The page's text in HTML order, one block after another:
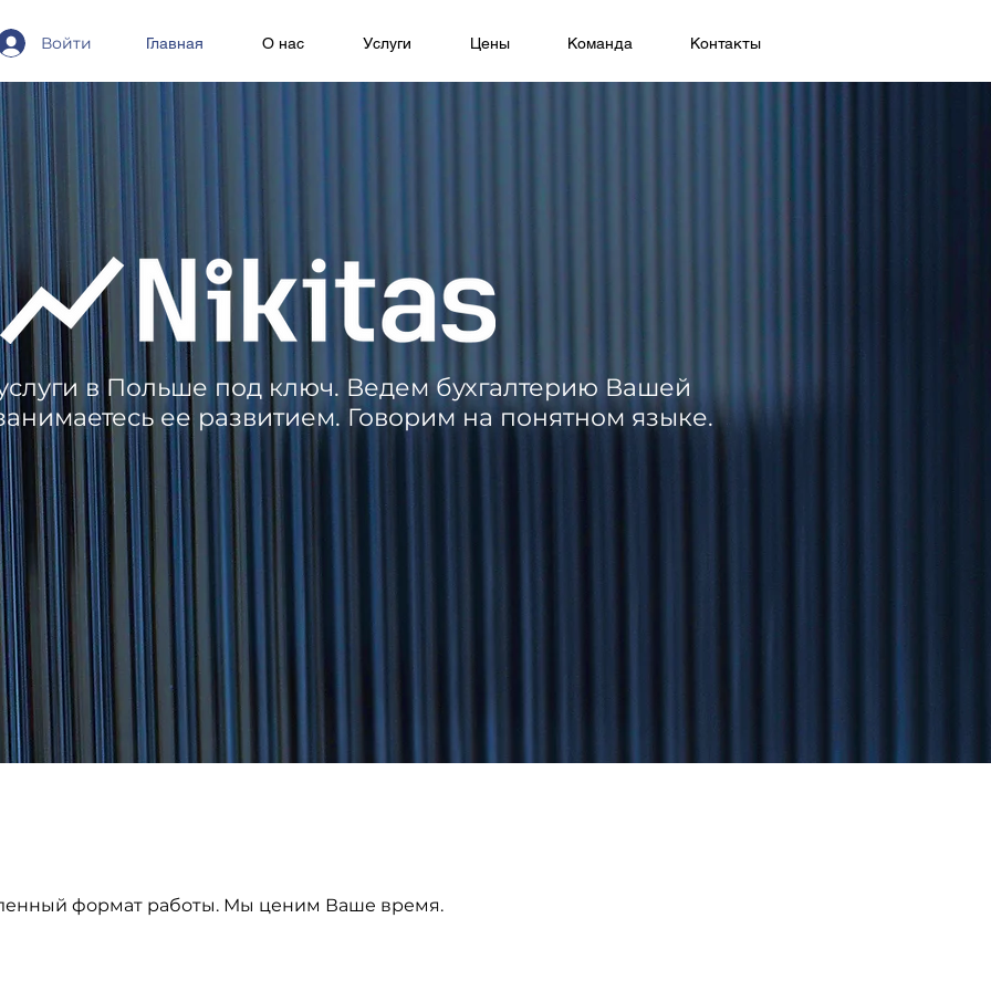
Войти Главная О нас Услуги Цены Команда Контакты
в Польше под ключ. Ведем бухгалтерию Вашей
ее развитием. Говорим на понятном языке.
формат работы. Мы ценим Ваше время.